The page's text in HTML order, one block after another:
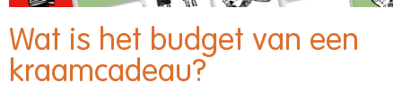
Wat is het budget van een
kraamcadeau?